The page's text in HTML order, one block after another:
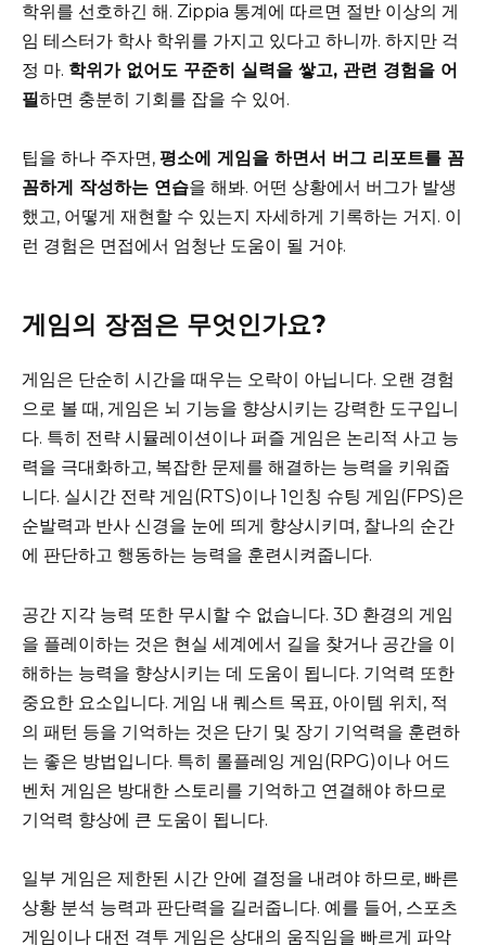
학위를 선호하긴 해. Zippia 통계에 따르면 절반 이상의 게
임 테스터가 학사 학위를 가지고 있다고 하니까. 하지만 걱
정 마. 학위가 없어도 꾸준히 실력을 쌓고, 관련 경험을 어
필하면 충분히 기회를 잡을 수 있어.
팁을 하나 주자면, 평소에 게임을 하면서 버그 리포트를 꼼
꼼하게 작성하는 연습을 해봐. 어떤 상황에서 버그가 발생
했고, 어떻게 재현할 수 있는지 자세하게 기록하는 거지. 이
런 경험은 면접에서 엄청난 도움이 될 거야.
게임의 장점은 무엇인가요?
게임은 단순히 시간을 때우는 오락이 아닙니다. 오랜 경험
으로 볼 때, 게임은 뇌 기능을 향상시키는 강력한 도구입니
다. 특히 전략 시뮬레이션이나 퍼즐 게임은 논리적 사고 능
력을 극대화하고, 복잡한 문제를 해결하는 능력을 키워줍
니다. 실시간 전략 게임(RTS)이나 1인칭 슈팅 게임(FPS)은
순발력과 반사 신경을 눈에 띄게 향상시키며, 찰나의 순간
에 판단하고 행동하는 능력을 훈련시켜줍니다.
공간 지각 능력 또한 무시할 수 없습니다. 3D 환경의 게임
을 플레이하는 것은 현실 세계에서 길을 찾거나 공간을 이
해하는 능력을 향상시키는 데 도움이 됩니다. 기억력 또한
중요한 요소입니다. 게임 내 퀘스트 목표, 아이템 위치, 적
의 패턴 등을 기억하는 것은 단기 및 장기 기억력을 훈련하
는 좋은 방법입니다. 특히 롤플레잉 게임(RPG)이나 어드
벤처 게임은 방대한 스토리를 기억하고 연결해야 하므로
기억력 향상에 큰 도움이 됩니다.
일부 게임은 제한된 시간 안에 결정을 내려야 하므로, 빠른
상황 분석 능력과 판단력을 길러줍니다. 예를 들어, 스포츠
게임이나 대전 격투 게임은 상대의 움직임을 빠르게 파악